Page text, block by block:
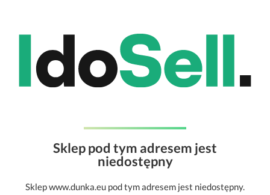
Sklep pod tym adresem jest
niedostępny
Sklep www.dunka.eu pod tym adresem jest niedostępny.